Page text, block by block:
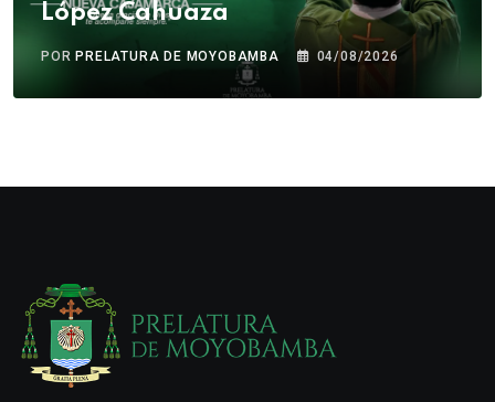
López Cahuaza
POR PRELATURA DE MOYOBAMBA 04/08/2026